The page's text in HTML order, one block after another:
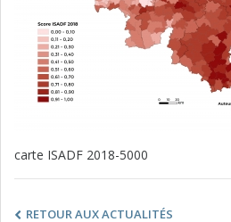
carte ISADF 2018-5000
RETOUR AUX ACTUALITÉS